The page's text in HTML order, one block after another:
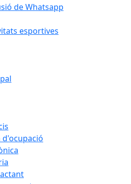
de Whatsapp
esportives